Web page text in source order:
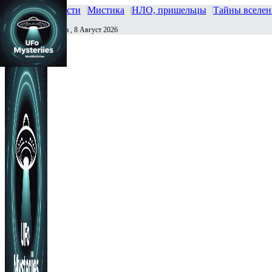
Главная Новости Мистика НЛО, пришельцы Тайны
Сегодня Суббота , 8 Август 2026